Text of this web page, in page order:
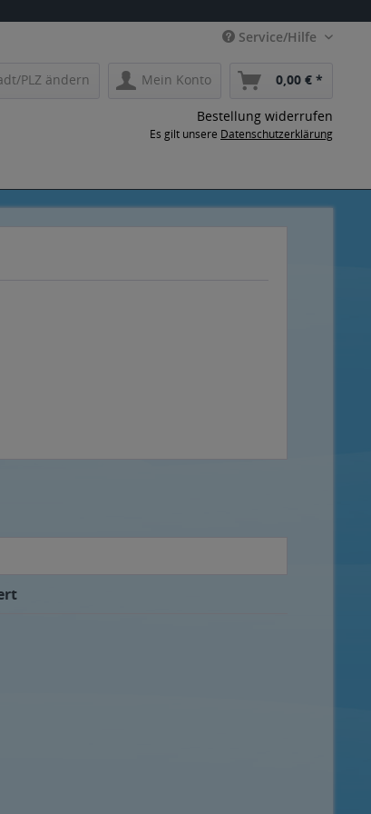
Service/Hilfe
PLZ ändern Mein Konto 0,00 € *
Bestellung widerrufen
Es gilt unsere Datenschutzerklärung